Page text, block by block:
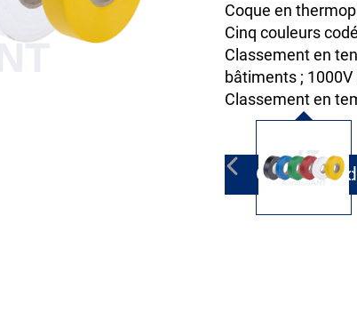
Coque en
Cinq couleurs
Classement en
bâtiments ;
Classement en
Obtenir un